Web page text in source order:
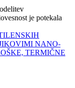
je potekala